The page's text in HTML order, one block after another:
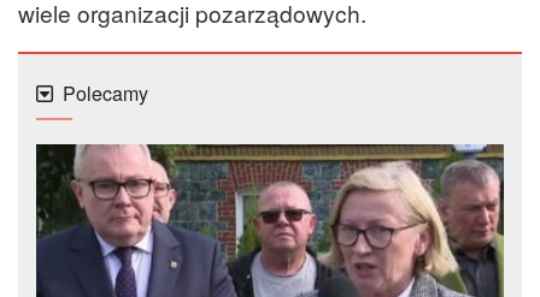
wiele organizacji pozarządowych.
Polecamy